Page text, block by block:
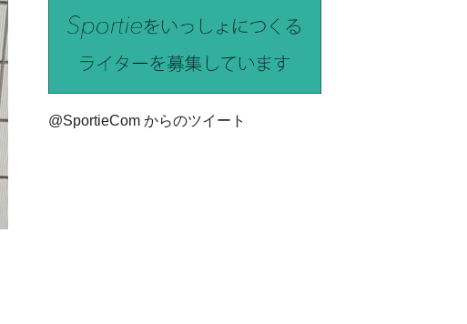
@SportieCom からのツイート